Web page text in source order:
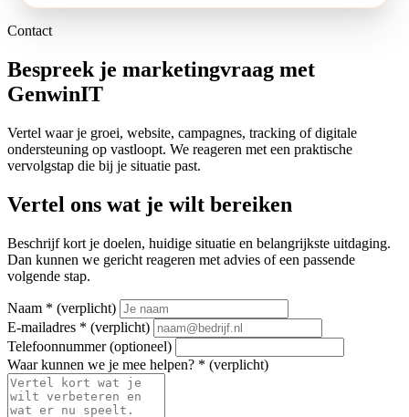
Contact
Bespreek je marketingvraag met
GenwinIT
Vertel waar je groei, website, campagnes, tracking of digitale
ondersteuning op vastloopt. We reageren met een praktische
vervolgstap die bij je situatie past.
Vertel ons wat je wilt bereiken
Beschrijf kort je doelen, huidige situatie en belangrijkste uitdaging.
Dan kunnen we gericht reageren met advies of een passende
volgende stap.
Naam * (verplicht)
E-mailadres * (verplicht)
Telefoonnummer (optioneel)
Waar kunnen we je mee helpen? * (verplicht)